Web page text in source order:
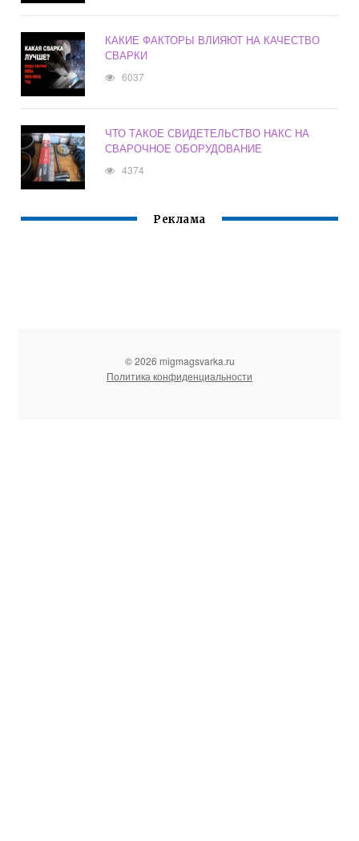
КАКИЕ ФАКТОРЫ ВЛИЯЮТ НА КАЧЕСТВО
СВАРКИ
6037
ЧТО ТАКОЕ СВИДЕТЕЛЬСТВО НАКС НА
СВАРОЧНОЕ ОБОРУДОВАНИЕ
4374
Реклама
© 2026 migmagsvarka.ru
Политика конфиденциальности